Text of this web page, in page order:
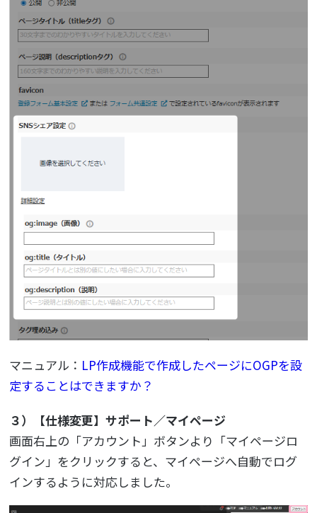
マニュアル： LP作成機能で作成したページにOGPを設
定することはできますか？
３）【仕様変更】サポート／マイページ
画面右上の「アカウント」ボタンより「マイページロ
グイン」をクリックすると、マイページへ自動でログ
インするように対応しました。